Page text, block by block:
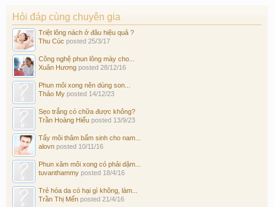
Hỏi đáp cùng chuyên gia
Triệt lông nách ở đâu hiệu quả ?
Thu Cúc posted 25/3/17
Công nghệ phun lông mày cho...
Xuân Hương posted 28/12/16
Phun môi xong nên dùng son...
Thảo My posted 14/12/23
Sẹo trắng có chữa được không?
Trần Hoàng Hiếu posted 13/9/23
Tẩy môi thâm bẩm sinh cho nam...
alovn posted 10/11/16
Phun xăm môi xong có phải dặm...
tuvanthammy posted 18/4/16
Trẻ hóa da có hại gì không, làm...
Trần Thị Mến posted 21/4/16